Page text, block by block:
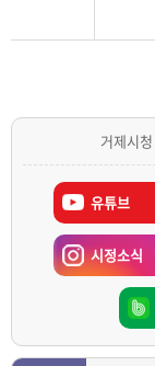
거제시
유튜브
시정소식